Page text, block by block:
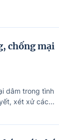
chống mại
dâm trong tình
xét xử các...